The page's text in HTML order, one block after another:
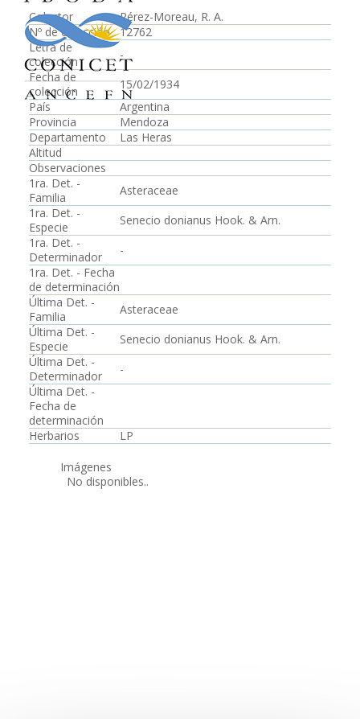
Colector
Pérez-Moreau, R. A.
Nº de colección
12762
Letra de
colección
-
Fecha de
colección
15/02/1934
País
Argentina
Provincia
Mendoza
Departamento
Las Heras
Altitud
Observaciones
1ra. Det. -
Familia
Asteraceae
1ra. Det. -
Especie
Senecio donianus Hook. & Arn.
1ra. Det. -
Determinador
-
1ra. Det. - Fecha
de determinación
Última Det. -
Familia
Asteraceae
Última Det. -
Especie
Senecio donianus Hook. & Arn.
Última Det. -
Determinador
-
Última Det. -
Fecha de
determinación
Herbarios
LP
Imágenes
No disponibles..